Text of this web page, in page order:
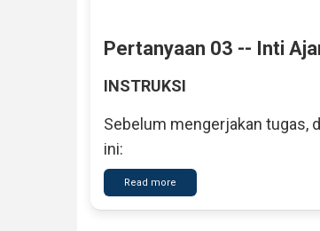
Pertanyaan 03 -- Inti
INSTRUKSI
Sebelum mengerjakan tugas,
ini:
Read more
DAT
-